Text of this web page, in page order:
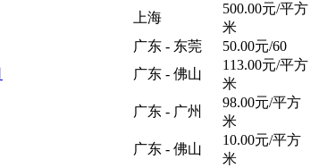
上海
500.00元/平方
米
广东 - 东莞
50.00元/60
广东 - 佛山
113.00元/平方
米
广东 - 广州
98.00元/平方
米
广东 - 佛山
10.00元/平方
米